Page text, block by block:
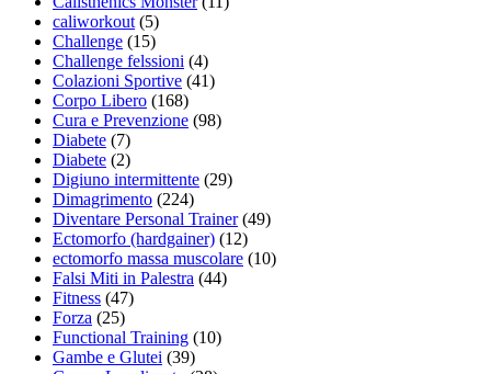
caliworkout(5)
Challenge (15)
Challenge felssioni (4)
Colazioni Sportive (41)
Corpo Libero (168)
Cura e Prevenzione (98)
Diabete (7)
Diabete (2)
Digiuno intermittente (29)
Dimagrimento (224)
Diventare Personal Trainer(49)
Ectomorfo (hardgainer) (12)
ectomorfo massa muscolare (10)
Falsi Miti in Palestra (44)
Fitness (47)
Forza (25)
Functional Training (10)
Gambe e Glutei (39)